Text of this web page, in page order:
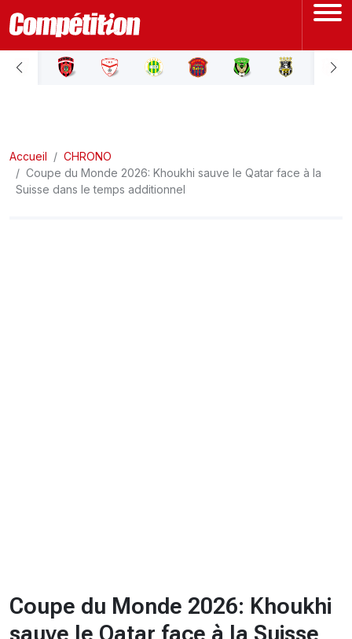
ACCUEIL
LIGUE 2
Accueil
CHRONO
Coupe du Monde 2026: Khoukhi sauve le Qatar face à la
Suisse dans le temps additionnel
Coupe du Monde 2026: Khoukhi
sauve le Qatar face à la Suisse